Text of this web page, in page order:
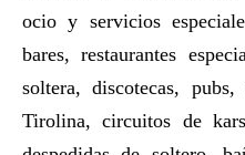
ocio y servicios
bares, restaurantes
soltera, discotecas, pubs,
Tirolina, circuitos de